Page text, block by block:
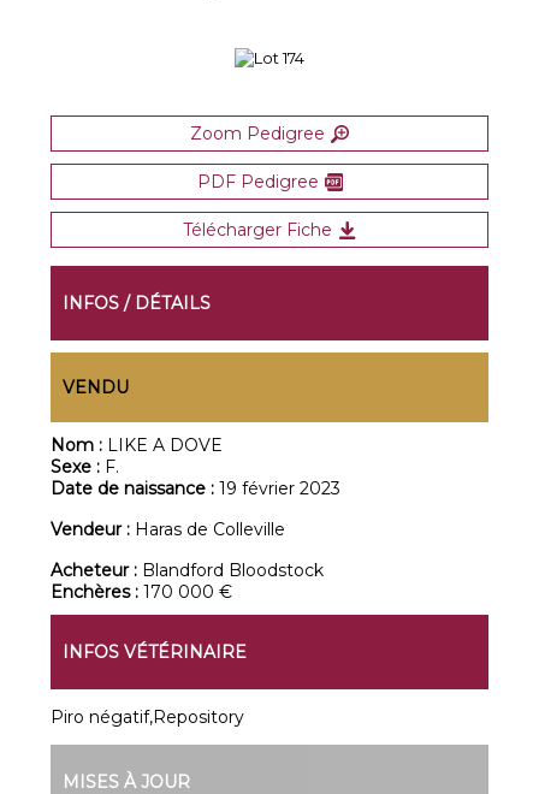
Zoom Pedigree
PDF Pedigree
Télécharger Fiche
INFOS / DÉTAILS
VENDU
Nom : LIKE A DOVE
Sexe : F.
Date de naissance :19 février 2023
Vendeur : Haras de Colleville
Acheteur : Blandford Bloodstock
Enchères :170 000 €
INFOS VÉTÉRINAIRE
Piro négatif,Repository
MISES À JOUR